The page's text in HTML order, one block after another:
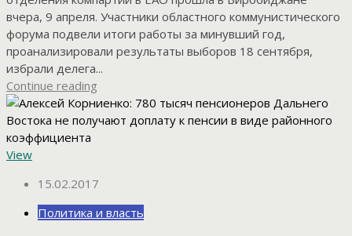
вчера, 9 апреля. Участники областного коммунистического
форума подвели итоги работы за минувший год,
проанализировали результаты выборов 18 сентября,
избрали делега...
Continue reading
View
15.02.2017
Политика и власть